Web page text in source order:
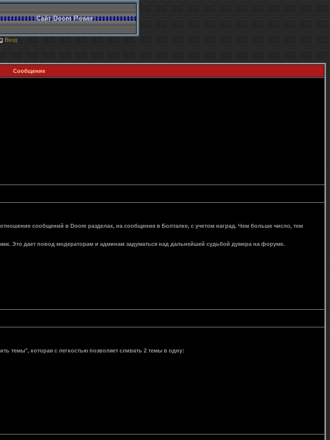
Сайт Doom Power
Вход
Сообщение
сообщений в Doom разделах, на сообщения в Болталке, с учетом наград. Чем больше число, тем
Это дает повод модераторам и админам задуматься над дальнейшей судьбой думера на форуме.
темы", которая с легкостью позволяет сливать 2 темы в одну: